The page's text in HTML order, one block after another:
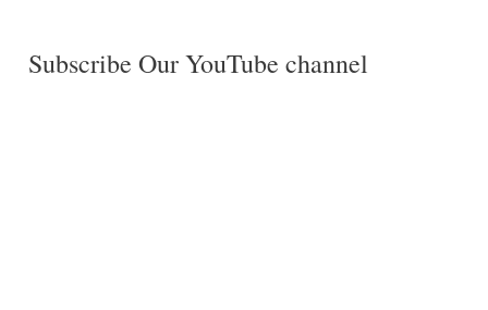
Subscribe Our YouTube channel